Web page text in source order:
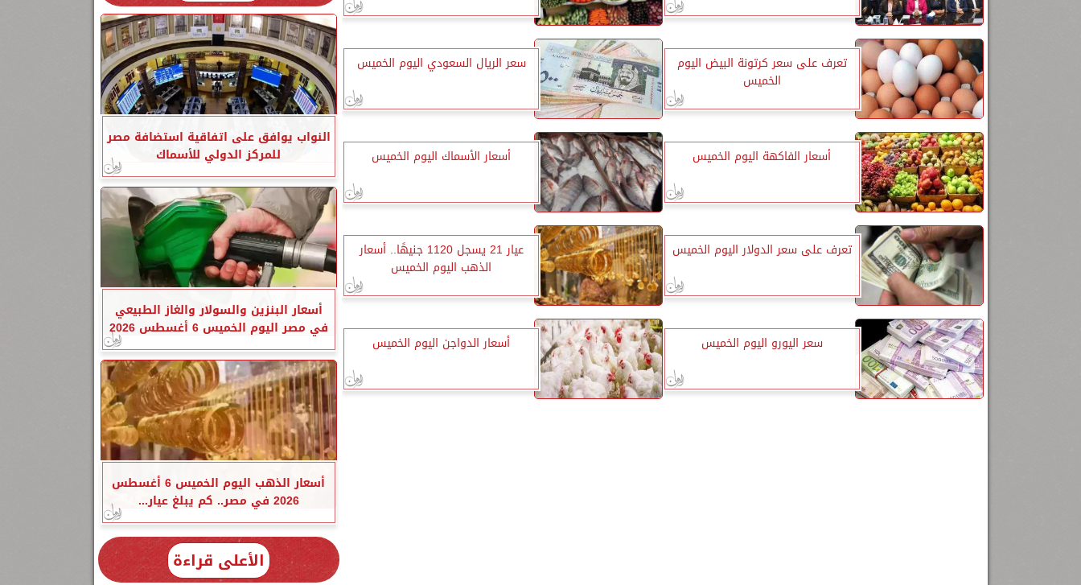
تعرف على سعر كرتونة البيض اليوم
الخميس
سعر الريال السعودي اليوم الخميس
أسعار الفاكهة اليوم الخميس أسعار الأسماك اليوم الخميس
تعرف على سعر الدولار اليوم الخميس
عيار 21 يسجل 1120 جنيهًا.. أسعار
الذهب اليوم الخميس
سعر اليورو اليوم الخميس أسعار الدواجن اليوم الخميس
النواب يوافق على اتفاقية استضافة مصر
للمركز الدولي للأسماك
أسعار البنزين والسولار والغاز الطبيعي
في مصر اليوم الخميس 6 أغسطس 2026
أسعار الذهب اليوم الخميس 6 أغسطس
2026 في مصر.. كم يبلغ عيار...
الأعلى قراءة